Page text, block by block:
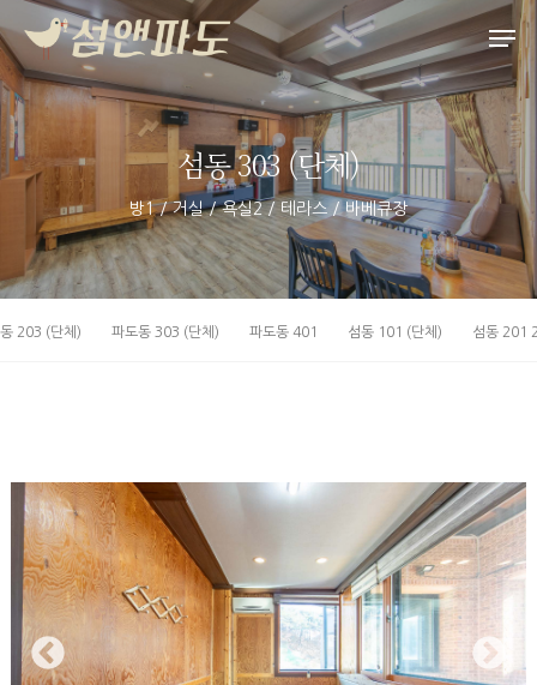
Hit enter to search or ESC to close
섬동 303 (단체)
방1 / 거실 / 욕실2 / 테라스 / 바베큐장
203 (단체) 파도동 303 (단체) 파도동 401 섬동 101 (단체) 섬동 201